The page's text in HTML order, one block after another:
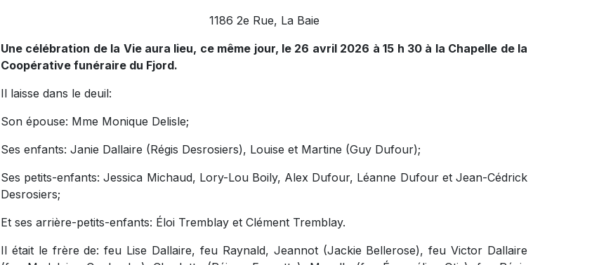
1186 2e Rue, La Baie
Une célébration de la Vie aura lieu, ce même jour, le 26 avril 2026 à 15 h 30 à la Chapelle de la
Coopérative funéraire du Fjord.
Il laisse dans le deuil:
Son épouse: Mme Monique Delisle;
Ses enfants: Janie Dallaire (Régis Desrosiers), Louise et Martine (Guy Dufour);
Ses petits-enfants: Jessica Michaud, Lory-Lou Boily, Alex Dufour, Léanne Dufour et Jean-Cédrick
Desrosiers;
Et ses arrière-petits-enfants: Éloi Tremblay et Clément Tremblay.
Il était le frère de: feu Lise Dallaire, feu Raynald, Jeannot (Jackie Bellerose), feu Victor Dallaire